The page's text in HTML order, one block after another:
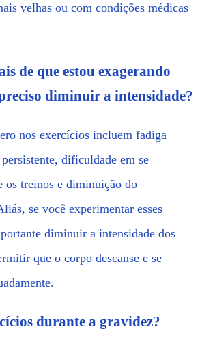
velhas ou com condições médicas
de que estou exagerando
diminuir a intensidade?
nos exercícios incluem fadiga
dificuldade em se
os treinos e diminuição do
se você experimentar esses
diminuir a intensidade dos
que o corpo descanse e se
durante a gravidez?